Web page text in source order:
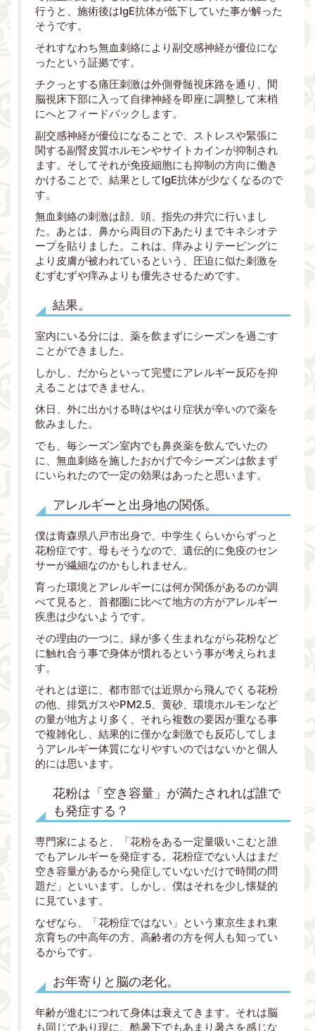
行うと、施術後はIgE抗体が低下していた事が解った
そうです。
それすなわち無血刺絡により副交感神経が優位にな
ったという証拠です。
チクっとする痛圧刺激は外側脊髄視床路を通り、間
脳視床下部に入って自律神経を即座に調整して末梢
にへとフィードバックします。
副交感神経が優位になることで、ストレスや緊張に
関する副腎皮質ホルモンやサイトカインが抑制され
ます。そしてそれが免疫細胞にも抑制の方向に働き
かけることで、結果としてIgE抗体が少なくなるので
す。
無血刺絡の刺激は顔、頭、指先の井穴に行いまし
た。あとは、鼻から両目の下あたりまでキネシオテ
ープを貼りました。これは、痒みよりテーピングに
より皮膚が被われているという、圧迫に似た刺激を
むずむずや痒みよりも優先させるためです。
結果。
室内にいる分には、薬を飲まずにシーズンを過ごす
ことができました。
しかし、だからといって完璧にアレルギー反応を抑
えることはできません。
休日、外に出かける時はやはり症状が辛いので薬を
飲みました。
でも、毎シーズン室内でも鼻炎薬を飲んでいたの
に、無血刺絡を施したおかげで今シーズンは飲まず
にいられたので一定の効果はあったと思います。
アレルギーと出身地の関係。
僕は青森県八戸市出身で、中学生くらいからずっと
花粉症です。母もそうなので、遺伝的に免疫のセン
サーが繊細なのかもしれません。
育った環境とアレルギーには何か関係があるのか調
べて見ると、首都圏に比べて地方の方がアレルギー
疾患は少ないようです。
その理由の一つに、緑が多く生まれながら花粉など
に触れ合う事で身体が慣れるという事が考えられま
す。
それとは逆に、都市部では近県から飛んでくる花粉
の他、排気ガスやPM2.5、黄砂、環境ホルモンなど
の量が地方より多く、それら複数の要因が重なる事
で複雑化し、結果的に僅かな刺激でも反応してしま
うアレルギー体質になりやすいのではないかと個人
的には思います。
花粉は「空き容量」が満たされれば誰で
も発症する？
専門家によると、「花粉をある一定量吸いこむと誰
でもアレルギーを発症する。花粉症でない人はまだ
空き容量があるから発症していないだけで時間の問
題だ」といいます。しかし、僕はそれを少し懐疑的
に見ています。
なぜなら、「花粉症ではない」という東京生まれ東
京育ちの中高年の方、高齢者の方を何人も知ってい
るからです。
お年寄りと脳の老化。
年齢が進むにつれて身体は衰えてきます。それは脳
も同じであり現に、酷暑下でもあまり暑さを感じな